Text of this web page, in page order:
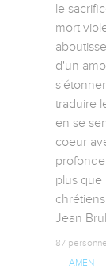
le
mort
d'un
traduire
en se
coeur
plus que
Jean
87
AMEN